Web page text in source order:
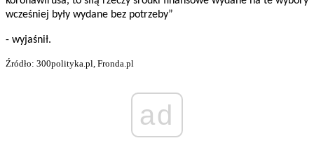
wcześniej były wydane bez potrzeby”
- wyjaśnił.
Źródło: 300polityka.pl, Fronda.pl
ad